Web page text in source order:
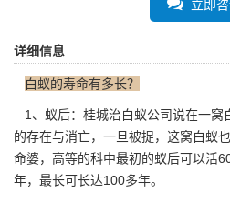
立即
详细信息
白蚁的寿命有多长？
1、蚁后： 桂城治白蚁公司说在一窝
的存在与消亡，一旦被捉，这窝白蚁
命婆，高等的科中最初的蚁后可以活
年，最长可长达100多年。